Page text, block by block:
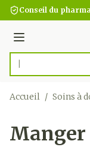
Aller au contenu
Conseil du
Menu
Rechercher
Accueil / Soins à